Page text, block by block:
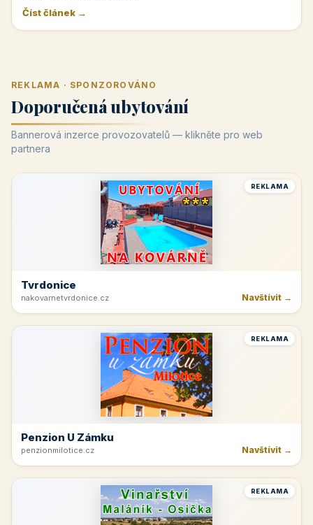
Číst článek →
REKLAMA · SPONZOROVÁNO
Doporučená ubytování
Bannerová inzerce provozovatelů — klikněte pro web
partnera
REKLAMA
Tvrdonice
nakovarnetvrdonice.cz Navštívit →
REKLAMA
Penzion U Zámku
penzionmilotice.cz Navštívit →
REKLAMA